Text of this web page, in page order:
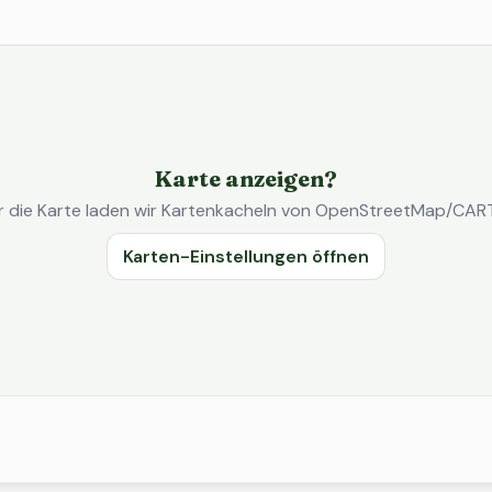
Karte anzeigen?
die Karte laden wir Kartenkacheln von OpenStreetMap/
Karten-Einstellungen öffnen